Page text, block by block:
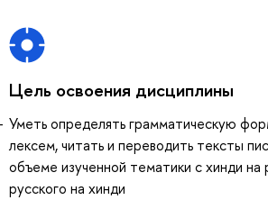
Цель освоения дисциплины
Уметь определять грамматическую
лексем, читать и переводить тексты
объеме изученной тематики с хинди на
русского на хинди